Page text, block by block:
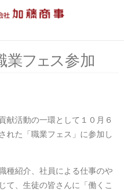
業フェス参加
献活動の一環として１０月６
れた「職業フェス」に参加し
種紹介、社員による仕事のや
て、生徒の皆さんに「働くこ